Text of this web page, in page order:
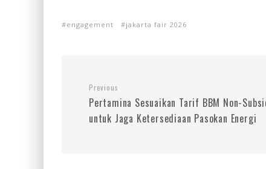
engagement jakarta fair 2026
Previous
Pertamina Sesuaikan Tarif BBM Non-
untuk Jaga Ketersediaan Pasokan Energi